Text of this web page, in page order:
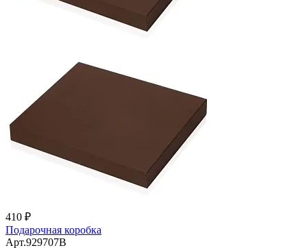
410 ₽
Подарочная коробка
Арт.929707B